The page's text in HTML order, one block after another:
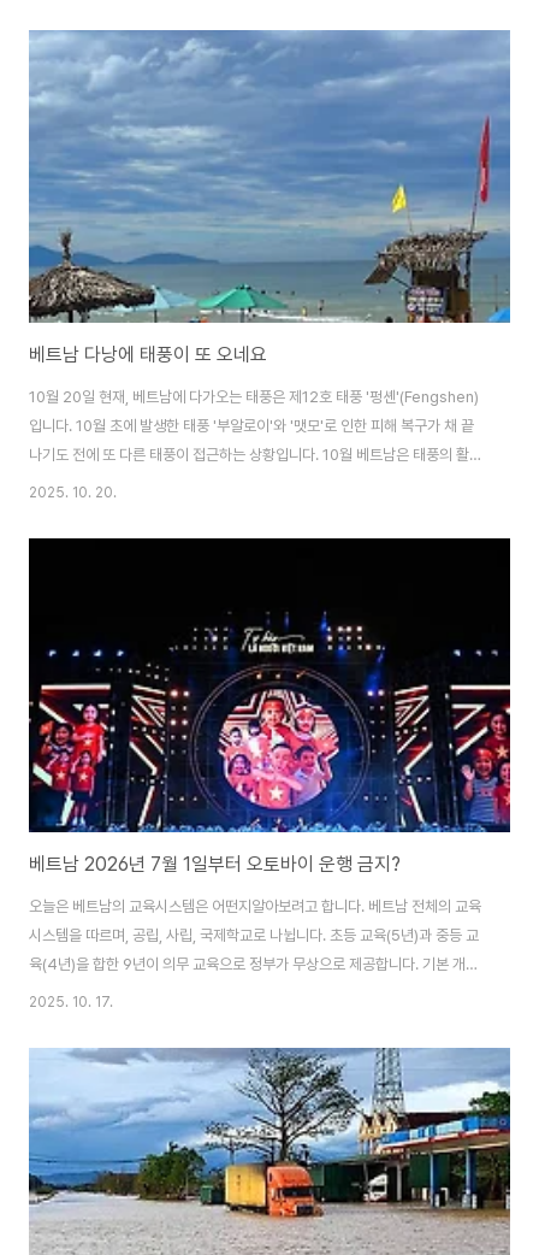
해 베트남 남부 지역에 전해졌고, 중국을 통해서는 베트남 북부로 유입되었습
니다. 오늘은 베트남의 불교문화에 대해 여행 코스를짜 보았습니다.그럼, 출발
합니다. 베트남에는 불교를 숭배하는 절이도시로 나와 사람들 속에 같이 생활
하는문화로 자리잡았습니다. 중국의 지배를 무려 천년동안 지배를 받아 오면서
한문으로 된 문화가 자리를 ..
베트남 다낭에 태풍이 또 오네요
10월 20일 현재, 베트남에 다가오는 태풍은 제12호 태풍 '펑셴'(Fengshen)
입니다. 10월 초에 발생한 태풍 '부알로이'와 '맷모'로 인한 피해 복구가 채 끝
나기도 전에 또 다른 태풍이 접근하는 상황입니다. 10월 베트남은 태풍의 활동
이 가장 활발한 시기 중 하나이며, 특히 중부와 북부 지역이 큰 영향을 받습니
단, 태풍이 온다고 비가 내리지 않는 날씨도 아닌지라 그냥 그러려니 하면 됩니
셴' (Fengshen)이 필리핀을 통과해 동해(남중국해)로 진입했습니다..
2025. 10. 20.
베트남 2026년 7월 1일부터 오토바이 운행 금지?
오늘은 베트남의 교육시스템은 어떤지알아보려고 합니다. 베트남 전체의 교육
시스템을 따르며, 공립, 사립, 국제학교로 나뉩니다. 초등 교육(5년)과 중등 교
육(4년)을 합한 9년이 의무 교육으로 정부가 무상으로 제공합니다. 기본 개념
은 좋네요.우리와 전체 개념은 비슷한 것 같습니다. 유치원, 초등학교(5년), 중
일에 시작하여 5월 말까지 진행되며, 여름 방학은 6월부터 8월까지입니다. 이
건, 우리나라와 사뭇 다르군요. 방학이 긴 게 짱 아닌가요? ㅎㅎ 오늘 맛집 탐방
과 함께 출발합니다. 점점 심각해지는 도시 환경오염과 2050년까지 순배출량
제로 달성을 목표로 하는 베트남의 의지를 고려할 때, 휘발유 및 경유 오토바..
2025. 10. 17.